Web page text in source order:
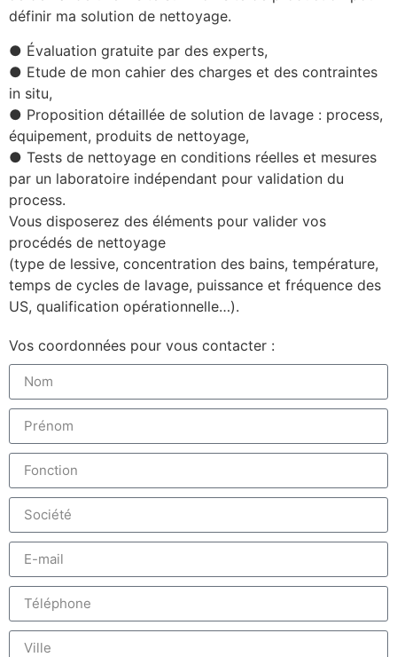
définir ma solution de nettoyage.
● Évaluation gratuite par des experts,
● Etude de mon cahier des charges et des contraintes
in situ,
● Proposition détaillée de solution de lavage : process,
équipement, produits de nettoyage,
● Tests de nettoyage en conditions réelles et mesures
par un laboratoire indépendant pour validation du
process.
Vous disposerez des éléments pour valider vos
procédés de nettoyage
(type de lessive, concentration des bains, température,
temps de cycles de lavage, puissance et fréquence des
US, qualification opérationnelle…).
Vos coordonnées pour vous contacter :